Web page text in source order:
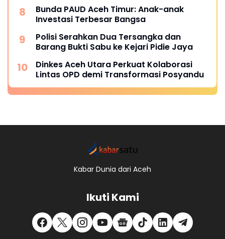
Bunda PAUD Aceh Timur: Anak-anak
Investasi Terbesar Bangsa
Polisi Serahkan Dua Tersangka dan
Barang Bukti Sabu ke Kejari Pidie Jaya
Dinkes Aceh Utara Perkuat Kolaborasi
Lintas OPD demi Transformasi Posyandu
Kabar Dunia dari Aceh
Ikuti Kami